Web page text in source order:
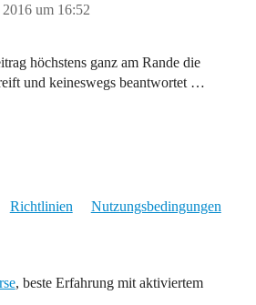
um 16:52
höchstens ganz am Rande die
und keineswegs beantwortet …
Richtlinien Nutzungsbedingungen
, beste Erfahrung mit aktiviertem